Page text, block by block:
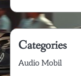
Categories
Audio Mobil